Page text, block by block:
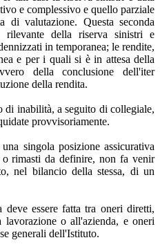
e complessivo e quello parziale
di valutazione. Questa seconda
rilevante della riserva sinistri e
in temporanea; le rendite,
e per i quali si è in attesa della
della conclusione dell'iter
della rendita.
inabilità, a seguito di collegiale,
provvisoriamente.
singola posizione assicurativa
rimasti da definire, non fa venir
nel bilancio della stessa, di un
essere fatta tra oneri diretti,
lavorazione o all'azienda, e oneri
generali dell'Istituto.